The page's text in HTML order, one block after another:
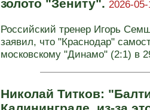
золото "Зениту". 2026-
Российский тренер Игорь
заявил, что "Краснодар"
московскому "Динамо" (2:1) в
Николай Титков: